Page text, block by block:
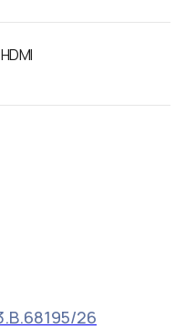
HDMI
26